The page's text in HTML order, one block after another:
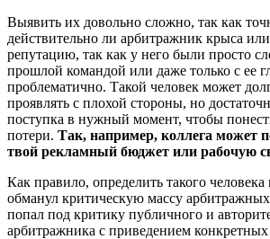
Выявить их довольно сложно, так как
действительно ли арбитражник крыса
репутацию, так как у него были просто
прошлой командой или даже только с ее
проблематично. Такой человек может
проявлять с плохой стороны, но
поступка в нужный момент, чтобы
потери. Так, например, коллега может
твой рекламный бюджет или рабочую
Как правило, определить такого
обманул критическую массу
попал под критику публичного и
арбитражника с приведением конкретных